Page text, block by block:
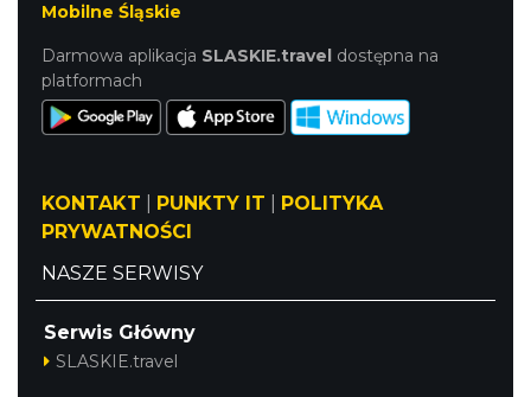
Mobilne Śląskie
Darmowa aplikacja SLASKIE.travel dostępna na
platformach
KONTAKT PUNKTY IT
POLITYKA
PRYWATNOŚCI
NASZE SERWISY
Serwis Główny
SLASKIE.travel